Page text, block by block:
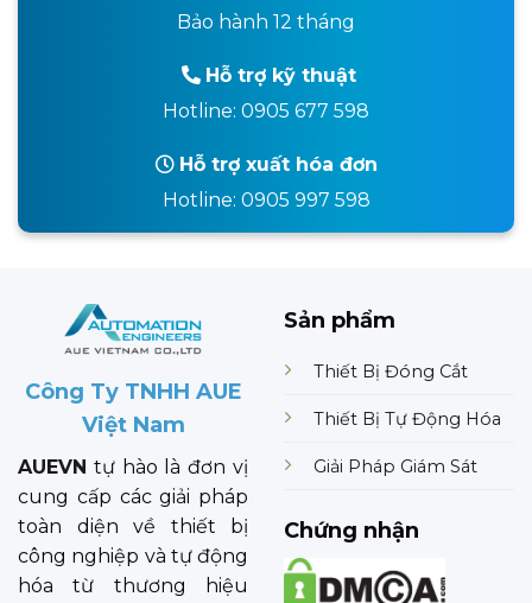
Bảo hành 12 tháng
Hỗ trợ kỹ thuật
Hotline: 0905 677 598
Hỗ trợ xuất hóa đơn
Hotline: 0905 997 598
Công Ty TNHH AUE
Việt Nam
AUEVN tự hào là đơn vị
cung cấp các giải pháp
toàn diện về thiết bị
công nghiệp và tự động
hóa từ thương hiệu
Sản phẩm
Thiết Bị Đóng Cắt
Thiết Bị Tự Động Hóa
Giải Pháp Giám Sát
Chứng nhận